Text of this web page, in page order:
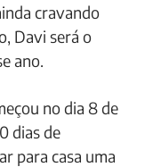
cravando
Davi será o
ano.
no dia 8 de
dias de
para casa uma